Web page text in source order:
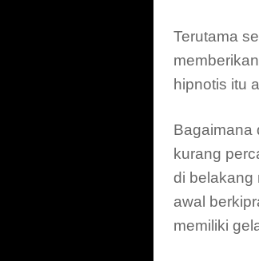
Terutama
hipnotis itu
Bagaimana
kurang
di belakang
awal
memiliki